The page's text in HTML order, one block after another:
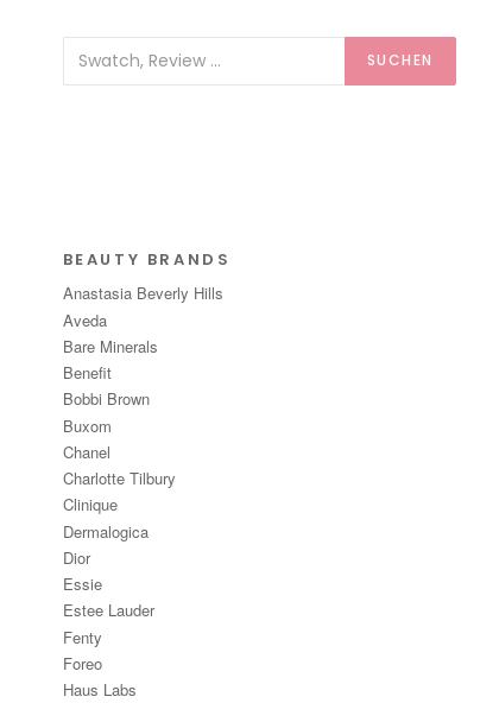
SUCHEN
BEAUTY BRANDS
Anastasia Beverly Hills
Aveda
Bare Minerals
Benefit
Bobbi Brown
Buxom
Chanel
Charlotte Tilbury
Clinique
Dermalogica
Dior
Essie
Estee Lauder
Fenty
Foreo
Haus Labs